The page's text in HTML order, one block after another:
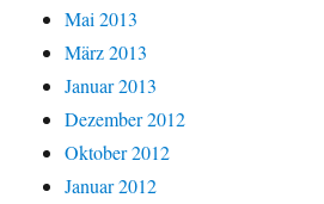
Mai 2013
März 2013
Januar 2013
Dezember 2012
Oktober 2012
Januar 2012